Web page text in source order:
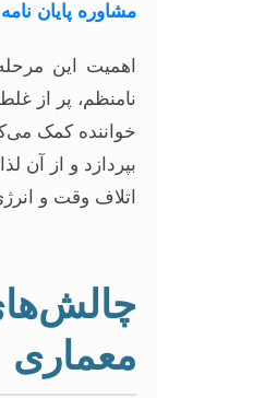
مشاوره پایان نامه
اهمیت این
نامنظم، پر از
خواننده کمک
بپردازد و از آن
اتلاف وقت و
معماری